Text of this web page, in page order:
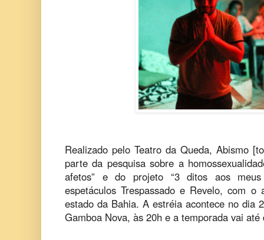
Realizado pelo Teatro da Queda, Abismo
parte da pesquisa sobre a
afetos” e do projeto “3 ditos aos
espetáculos Trespassado e Revelo, com o
estado da Bahia. A estréia acontece no dia
Gamboa Nova, às 20h e a temporada